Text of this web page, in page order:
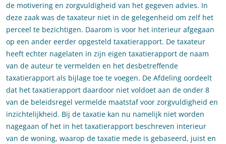
de motivering en zorgvuldigheid van het gegeven advies. In
deze zaak was de taxateur niet in de gelegenheid om zelf het
perceel te bezichtigen. Daarom is voor het interieur afgegaan
op een ander eerder opgesteld taxatierapport. De taxateur
heeft echter nagelaten in zijn eigen taxatierapport de naam
van de auteur te vermelden en het desbetreffende
taxatierapport als bijlage toe te voegen. De Afdeling oordeelt
dat het taxatierapport daardoor niet voldoet aan de onder 8
van de beleidsregel vermelde maatstaf voor zorgvuldigheid en
inzichtelijkheid. Bij de taxatie kan nu namelijk niet worden
nagegaan of het in het taxatierapport beschreven interieur
van de woning, waarop de taxatie mede is gebaseerd, juist en